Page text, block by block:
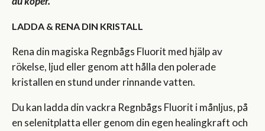
LADDA & RENA DIN KRISTALL
Rena din magiska Regnbågs Fluorit med hjälp av
rökelse, ljud eller genom att hålla den polerade
kristallen en stund under rinnande vatten.
Du kan ladda din vackra Regnbågs Fluorit i månljus, på
en selenitplatta eller genom din egen healingkraft och